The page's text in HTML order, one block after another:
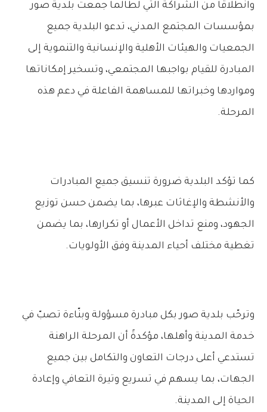
وانطلاقًا من الشراكة التي لطالما جمعت بلدية صور
بمؤسسات المجتمع المدني، تدعو البلدية جميع
الجمعيات والهيئات الأهلية والإنسانية والتنموية إلى
المبادرة للقيام بواجبها المجتمعي، وتسخير إمكاناتها
ومواردها وخبراتها للمساهمة الفاعلة في دعم هذه
المرحلة.
كما تؤكد البلدية ضرورة تنسيق جميع المبادرات
والأنشطة والإغاثات عبرها، بما يضمن حسن توزيع
الجهود، ومنع تداخل الأعمال أو تكرارها، بما يضمن
تغطية مختلف أحياء المدينة وفق الأولويات.
وترحّب بلدية صور بكل مبادرة مسؤولة وبنّاءة تصبّ في
خدمة المدينة وأهلها، مؤكدةً أن المرحلة الراهنة
تستدعي أعلى درجات التعاون والتكامل بين جميع
الجهات، بما يسهم في تسريع وتيرة التعافي وإعادة
الحياة إلى المدينة.